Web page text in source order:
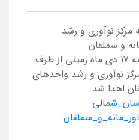
مرکز نوآوری و رشد
و سملقان
در طی نشستی روز چهارشنبه ۱۷ دی ماه زمینی از طرف
نوآوری و رشد واحدهای
اهدا شد.